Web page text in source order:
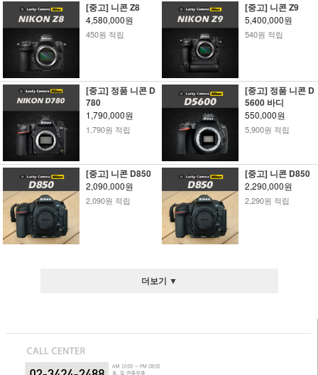
[중고] 니콘 Z8
4,580,000원
450원 적립
[중고] 니콘 Z9
5,400,000원
540원 적립
[중고] 정품 니콘 D
780
1,790,000원
1,790원 적립
[중고] 정품 니콘 D
5600 바디
550,000원
5,900원 적립
[중고] 니콘 D850
2,090,000원
2,090원 적립
[중고] 니콘 D850
2,290,000원
2,290원 적립
더보기 ▼